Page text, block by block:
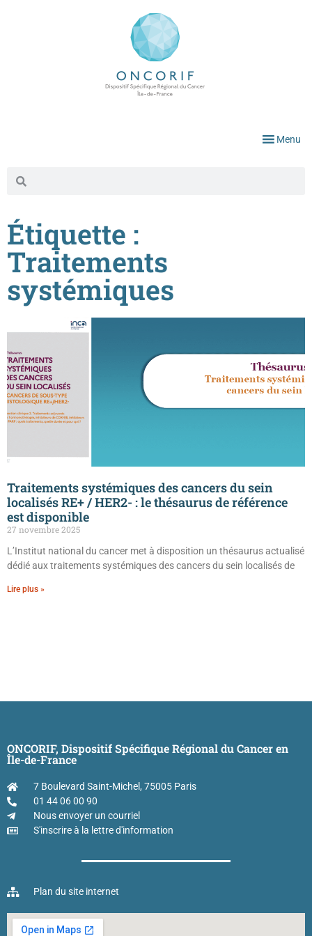
Menu
Étiquette :
Traitements
systémiques
Traitements systémiques des cancers du sein
localisés RE+ / HER2- : le thésaurus de référence
est disponible
27 novembre 2025
L’Institut national du cancer met à disposition un thésaurus actualisé
dédié aux traitements systémiques des cancers du sein localisés de
Lire plus »
ONCORIF, Dispositif Spécifique Régional du Cancer en
Île-de-France
7 Boulevard Saint-Michel, 75005 Paris
01 44 06 00 90
Nous envoyer un courriel
S'inscrire à la lettre d'information
Plan du site internet